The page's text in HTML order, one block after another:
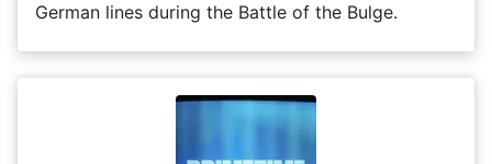
German lines during the Battle of the Bulge.